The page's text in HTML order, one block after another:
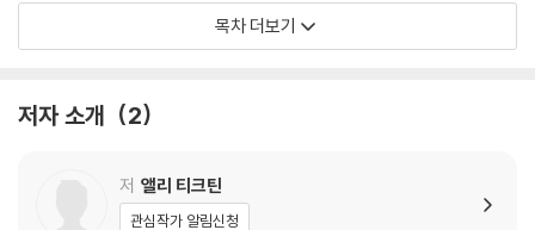
3장 [고유 수용성 감각] 신체 지각 올리기
바꿔 입기｜스쿠터 보드 댄스｜5마리 의 원숭이들｜거울아, 거울아｜깡
4장 [촉각] 만져 보기
목차 더보기
저자 소개 2
저 앨리 티크틴
관심작가 알림신청